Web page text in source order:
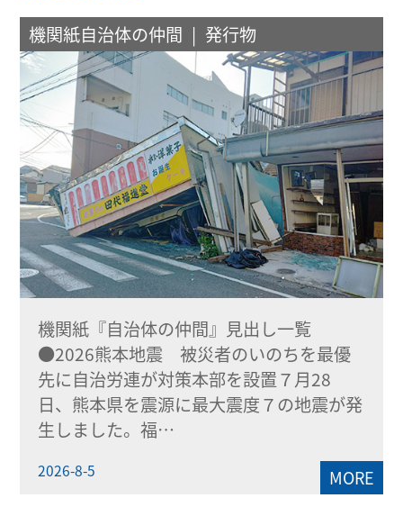
機関紙自治体の仲間 発行物
機関紙『自治体の仲間』見出し一覧
●2026熊本地震 被災者のいのちを最優
先に自治労連が対策本部を設置７月28
日、熊本県を震源に最大震度７の地震が発
生しました。福…
2026-8-5 MORE